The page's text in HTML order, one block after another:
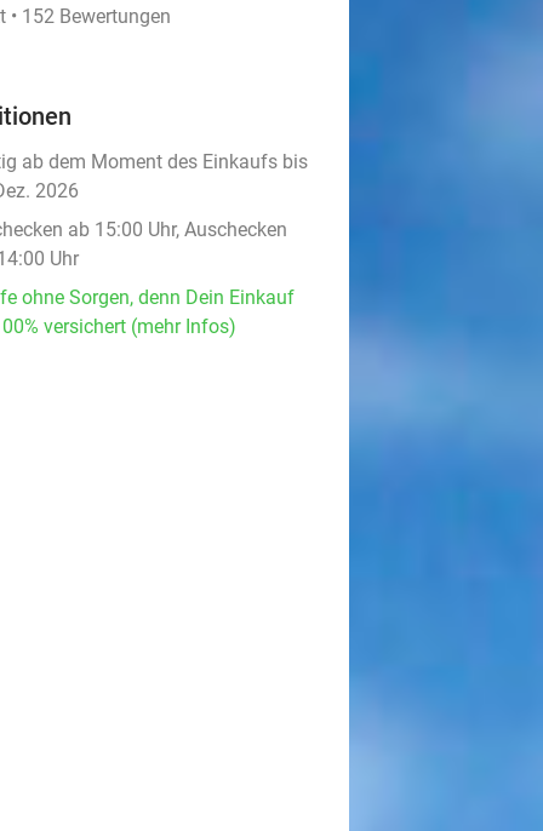
• 152 Bewertungen
ab dem Moment des Einkaufs bis
2026
ab 15:00 Uhr, Auschecken
Uhr
ohne Sorgen, denn Dein Einkauf
versichert (mehr Infos)